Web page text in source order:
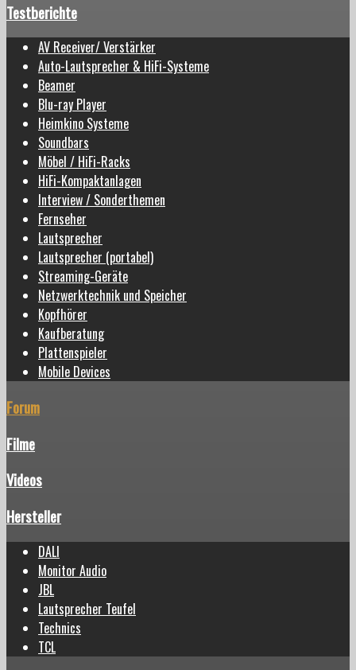
Testberichte
AV Receiver/ Verstärker
Auto-Lautsprecher & HiFi-Systeme
Beamer
Blu-ray Player
Heimkino Systeme
Soundbars
Möbel / HiFi-Racks
HiFi-Kompaktanlagen
Interview / Sonderthemen
Fernseher
Lautsprecher
Lautsprecher (portabel)
Streaming-Geräte
Netzwerktechnik und Speicher
Kopfhörer
Kaufberatung
Plattenspieler
Mobile Devices
Forum
Filme
Videos
Hersteller
DALI
Monitor Audio
JBL
Lautsprecher Teufel
Technics
TCL